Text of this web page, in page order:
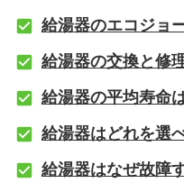
給湯器のエコジョ
給湯器の交換と修
給湯器の平均寿命
給湯器はどれを選
給湯器はなぜ故障